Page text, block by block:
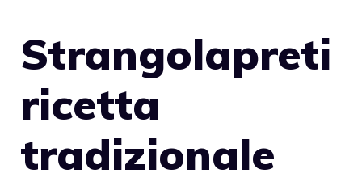
Strangolapreti
ricetta
tradizionale